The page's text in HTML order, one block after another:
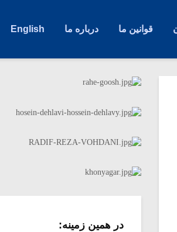
قوانین ما درباره ما English
در همین زمینه: